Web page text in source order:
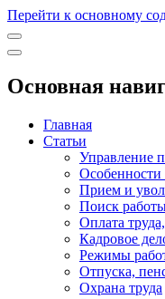
Перейти к основному
Основная
Главная
Статьи
Управление
Особенности
Прием и
Поиск
Оплата
Кадровое
Режимы
Отпуска,
Охрана труда